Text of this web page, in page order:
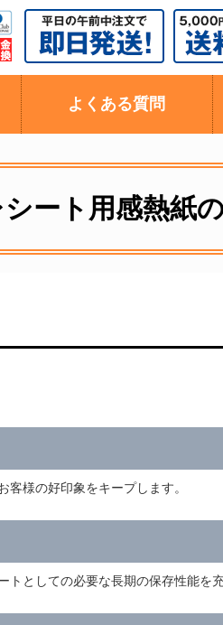
よくある質問
シート用感熱紙
様の好印象をキープします。
としての必要な長期の保存性能を